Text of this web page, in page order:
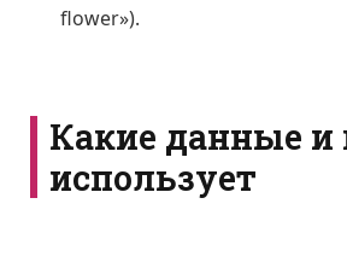
flower»).
Какие данные и
использует